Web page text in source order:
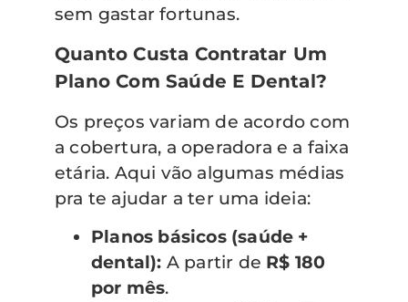
sem gastar fortunas.
Quanto Custa Contratar Um
Plano Com Saúde E Dental?
Os preços variam de acordo com
a cobertura, a operadora e a faixa
etária. Aqui vão algumas médias
pra te ajudar a ter uma ideia:
Planos básicos (saúde +
dental): A partir de R$ 180
por mês.